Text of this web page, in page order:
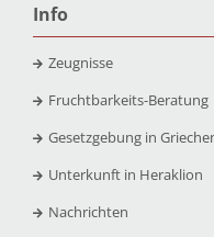
Info
Zeugnisse
Fruchtbarkeits-Beratung
Gesetzgebung in
Unterkunft in Heraklion
Nachrichten